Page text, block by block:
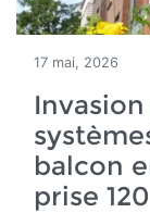
17 mai, 2026
balcon
prise